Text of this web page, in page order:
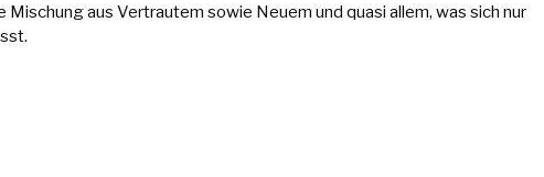
aus Vertrautem sowie Neuem und quasi allem, was sich nur